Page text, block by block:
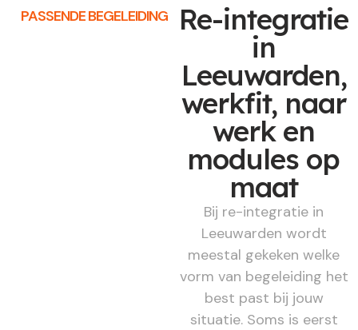
PASSENDE BEGELEIDING Re-integratie
in
Leeuwarden,
werkfit, naar
werk en
modules op
maat
Bij re-integratie in
Leeuwarden wordt
meestal gekeken welke
vorm van begeleiding het
best past bij jouw
situatie. Soms is eerst